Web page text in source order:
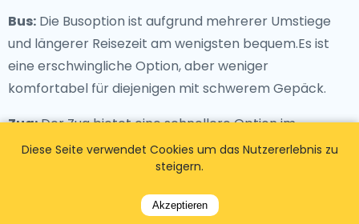
Bus: Die Busoption ist aufgrund mehrerer Umstiege
und längerer Reisezeit am wenigsten bequem.Es ist
eine erschwingliche Option, aber weniger
komfortabel für diejenigen mit schwerem Gepäck.
Zug:Der Zug bietet eine schnellere Option im
Vergleich zum Bus, aber Reisende müssen an einer
anderen Station umsteigen. Es ist ein guter
Kompromiss zwischen Kosten und Geschwindigkeit.
Diese Seite verwendet Cookies um das Nutzererlebnis zu
steigern.
Akzeptieren